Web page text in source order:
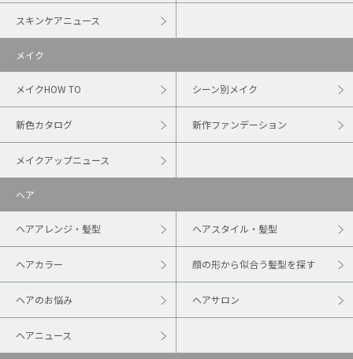
スキンケアニュース
メイク
メイクHOW TO シーン別メイク
新色カタログ 新作ファンデーション
メイクアップニュース
ヘア
ヘアアレンジ・髪型 ヘアスタイル・髪型
ヘアカラー 顔の形から似合う髪型を探す
ヘアのお悩み ヘアサロン
ヘアニュース